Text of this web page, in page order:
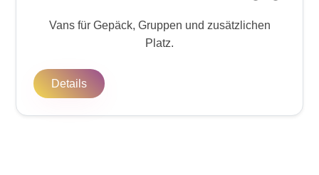
Vans für Gepäck, Gruppen und zusätzlichen
Platz.
Details